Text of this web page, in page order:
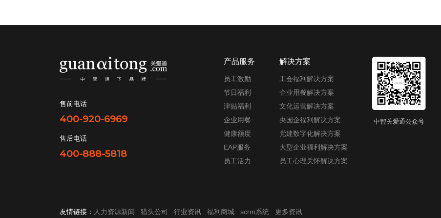
售前电话
400-920-6969
售后电话
400-888-5818
产品服务
员工激励
节日福利
津贴福利
企业用餐
健康额度
EAP服务
员工活力
解决方案
工会福利解决方案
企业用餐解决方案
文化运营解决方案
央国企福利解决方案
党建数字化解决方案
大型企业福利解决方案
员工心理关怀解决方案
中智关爱通公众号
友情链接： 人力资源新闻 猎头公司 行业资讯 福利商城 scrm系统 更多资讯